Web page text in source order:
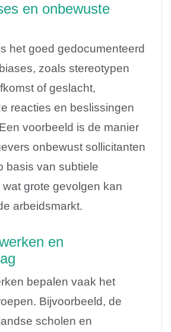
en onbewuste
het goed gedocumenteerd
zoals stereotypen
of geslacht,
reacties en beslissingen
voorbeeld is de manier
onbewust sollicitanten
basis van subtiele
grote gevolgen kan
arbeidsmarkt.
en
bepalen vaak het
Bijvoorbeeld, de
scholen en